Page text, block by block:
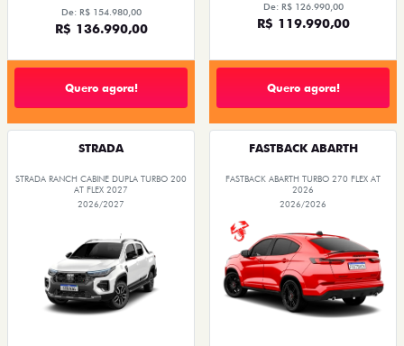
De: R$ 154.980,00
R$ 136.990,00
Quero agora!
De: R$ 126.990,00
R$ 119.990,00
Quero agora!
STRADA
STRADA RANCH CABINE DUPLA TURBO 200
AT FLEX 2027
2026/2027
FASTBACK ABARTH
FASTBACK ABARTH TURBO 270 FLEX AT
2026
2026/2026